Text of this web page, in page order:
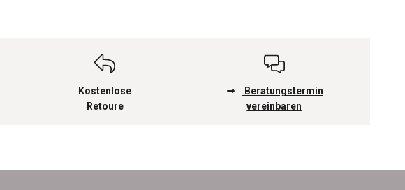
Kostenlose
Retoure
Beratungstermin
vereinbaren